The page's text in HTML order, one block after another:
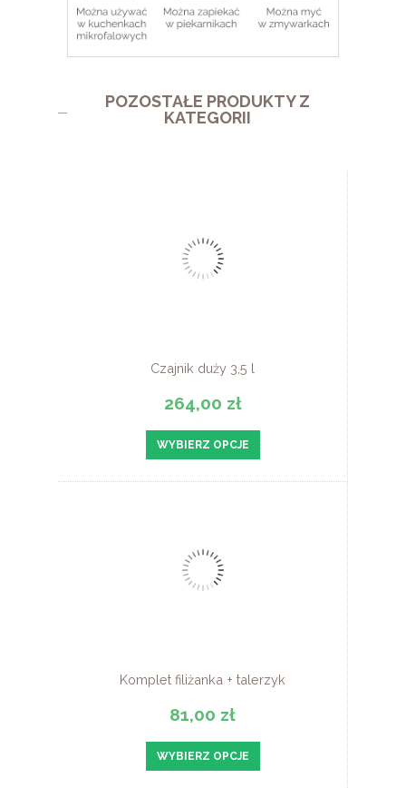
POZOSTAŁE PRODUKTY Z
KATEGORII
Czajnik duży 3,5 l
264,00 zł
WYBIERZ OPCJE
Komplet filiżanka + talerzyk
81,00 zł
WYBIERZ OPCJE